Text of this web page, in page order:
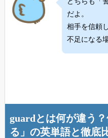
だよ。
相手を信頼
不足になる
guardとは何が違う
る」の英単語と徹底